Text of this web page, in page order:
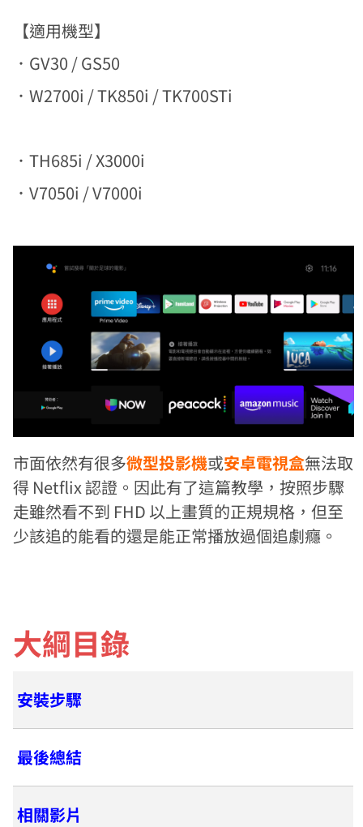
【適用機型】
．GV30 / GS50
．W2700i / TK850i / TK700STi
．TH685i / X3000i
．V7050i / V7000i
市面依然有很多微型投影機或安卓電視盒無法取
得 Netflix 認證。因此有了這篇教學，按照步驟
走雖然看不到 FHD 以上畫質的正規規格，但至
少該追的能看的還是能正常播放過個追劇癮。
大綱目錄
安裝步驟
最後總結
相關影片